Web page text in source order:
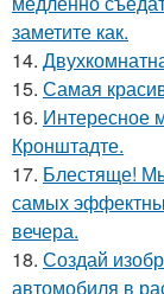
заметите как.
14.
15. Самая
16. Интересное
Кронштадте.
17. Блестяще!
самых
вечера.
18. Создай
автомобиля в